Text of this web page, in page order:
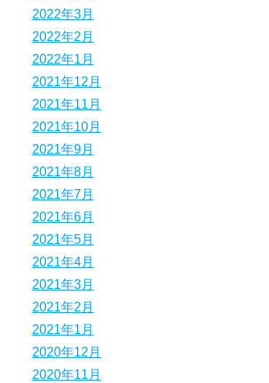
2022年3月
2022年2月
2022年1月
2021年12月
2021年11月
2021年10月
2021年9月
2021年8月
2021年7月
2021年6月
2021年5月
2021年4月
2021年3月
2021年2月
2021年1月
2020年12月
2020年11月